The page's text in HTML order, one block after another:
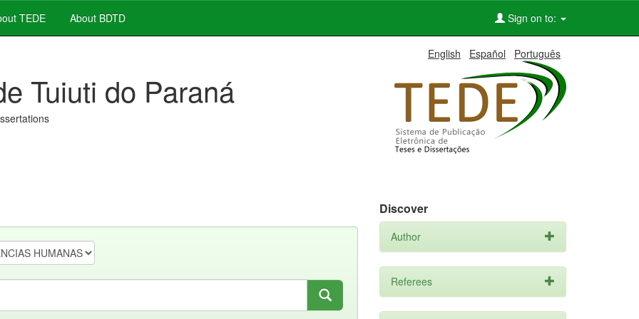
TEDE About BDTD Sign on to:
English Español Português
Tuiuti do Paraná
Discover
Author
Referees